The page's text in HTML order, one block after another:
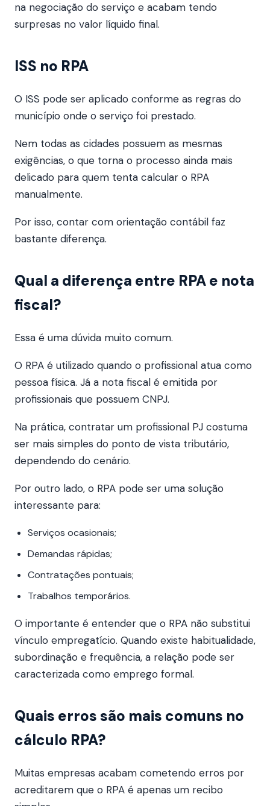
na negociação do serviço e acabam tendo
surpresas no valor líquido final.
ISS no RPA
O ISS pode ser aplicado conforme as regras do
município onde o serviço foi prestado.
Nem todas as cidades possuem as mesmas
exigências, o que torna o processo ainda mais
delicado para quem tenta calcular o RPA
manualmente.
Por isso, contar com orientação contábil faz
bastante diferença.
Qual a diferença entre RPA e nota
fiscal?
Essa é uma dúvida muito comum.
O RPA é utilizado quando o profissional atua como
pessoa física. Já a nota fiscal é emitida por
profissionais que possuem CNPJ.
Na prática, contratar um profissional PJ costuma
ser mais simples do ponto de vista tributário,
dependendo do cenário.
Por outro lado, o RPA pode ser uma solução
interessante para:
Serviços ocasionais;
Demandas rápidas;
Contratações pontuais;
Trabalhos temporários.
O importante é entender que o RPA não substitui
vínculo empregatício. Quando existe habitualidade,
subordinação e frequência, a relação pode ser
caracterizada como emprego formal.
Quais erros são mais comuns no
cálculo RPA?
Muitas empresas acabam cometendo erros por
acreditarem que o RPA é apenas um recibo